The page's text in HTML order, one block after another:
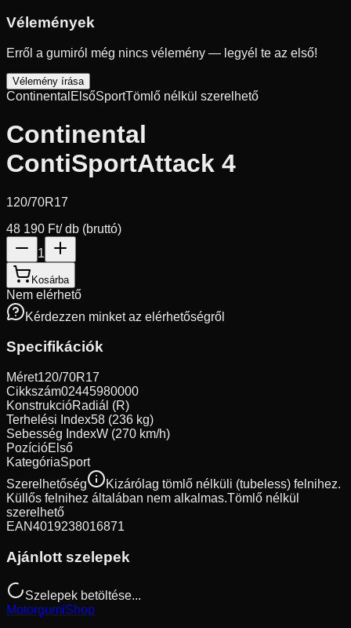
Vélemények
Erről a gumiról még nincs vélemény — legyél te az első!
Vélemény írása
Continental ElsőSportTömlő nélkül szerelhető
Continental
ContiSportAttack 4
120/70R17
48 190 Ft/ db (bruttó)
1
Kosárba
Nem elérhető
Kérdezzen minket az elérhetőségről
Specifikációk
Méret120/70R17
Cikkszám02445980000
KonstrukcióRadiál (R)
Terhelési Index58 (236 kg)
Sebesség IndexW (270 km/h)
PozícióElső
KategóriaSport
Szerelhetőség
Kizárólag tömlő nélküli (tubeless) felnihez.
Küllős felnihez általában nem alkalmas.Tömlő nélkül
szerelhető
EAN4019238016871
Ajánlott szelepek
Szelepek betöltése...
MotorgumiShop